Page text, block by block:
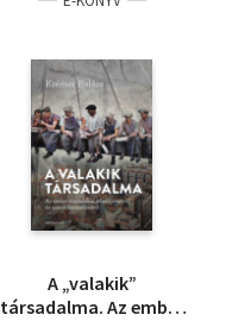
A „valakik”
társadalma. Az ember